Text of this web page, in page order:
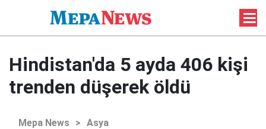
Hindistan'da 5 ayda 406 kişi
trenden düşerek öldü
Mepa News > Asya